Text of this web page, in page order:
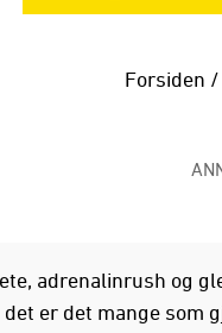
Forsiden /
adrenalinrush og
er det mange som